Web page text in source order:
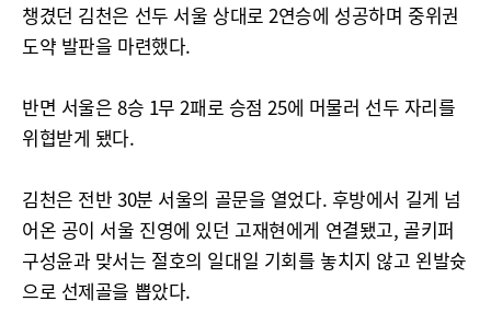
챙겼던 김천은 선두 서울 상대로 2연승에 성공하며 중위권
도약 발판을 마련했다.
반면 서울은 8승 1무 2패로 승점 25에 머물러 선두 자리를
위협받게 됐다.
김천은 전반 30분 서울의 골문을 열었다. 후방에서 길게 넘
어온 공이 서울 진영에 있던 고재현에게 연결됐고, 골키퍼
구성윤과 맞서는 절호의 일대일 기회를 놓치지 않고 왼발슛
으로 선제골을 뽑았다.